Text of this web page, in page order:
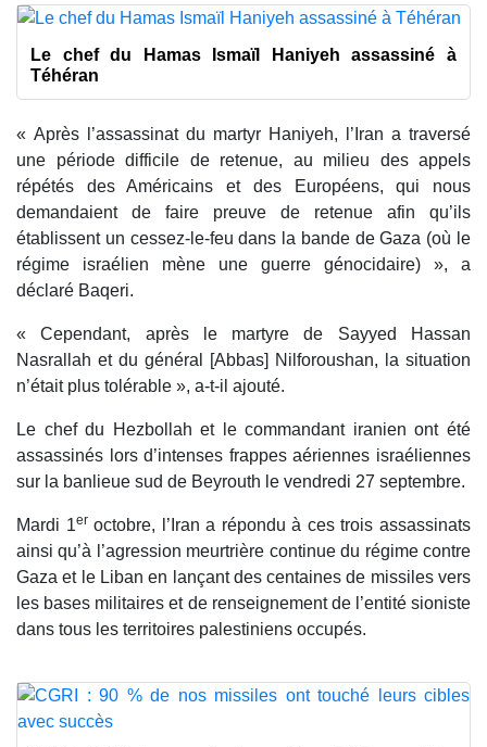
Le chef du Hamas Ismaïl Haniyeh assassiné à
Téhéran
« Après l’assassinat du martyr Haniyeh, l’Iran a traversé
une période difficile de retenue, au milieu des appels
répétés des Américains et des Européens, qui nous
demandaient de faire preuve de retenue afin qu’ils
établissent un cessez-le-feu dans la bande de Gaza (où le
régime israélien mène une guerre génocidaire) », a
déclaré Baqeri.
« Cependant, après le martyre de Sayyed Hassan
Nasrallah et du général [Abbas] Nilforoushan, la situation
n’était plus tolérable », a-t-il ajouté.
Le chef du Hezbollah et le commandant iranien ont été
assassinés lors d’intenses frappes aériennes israéliennes
sur la banlieue sud de Beyrouth le vendredi 27 septembre.
Mardi 1er octobre, l’Iran a répondu à ces trois assassinats
ainsi qu’à l’agression meurtrière continue du régime contre
Gaza et le Liban en lançant des centaines de missiles vers
les bases militaires et de renseignement de l’entité sioniste
dans tous les territoires palestiniens occupés.